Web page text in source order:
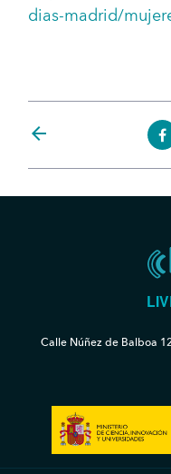
dias-madrid/
arrow_back
Calle Núñez de Balboa